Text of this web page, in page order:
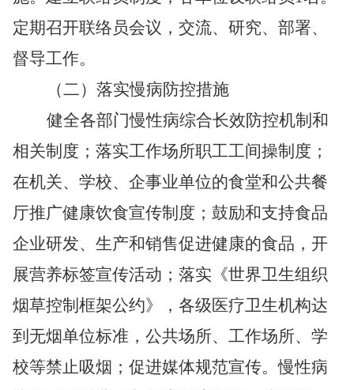
定期召开联络员会议，交流、研究、部署、
督导工作。
（二）落实慢病防控措施
健全各部门慢性病综合长效防控机制和
相关制度；落实工作场所职工工间操制度；
在机关、学校、企事业单位的食堂和公共餐
厅推广健康饮食宣传制度；鼓励和支持食品
企业研发、生产和销售促进健康的食品，开
展营养标签宣传活动；落实《世界卫生组织
烟草控制框架公约》，各级医疗卫生机构达
到无烟单位标准，公共场所、工作场所、学
校等禁止吸烟；促进媒体规范宣传。慢性病